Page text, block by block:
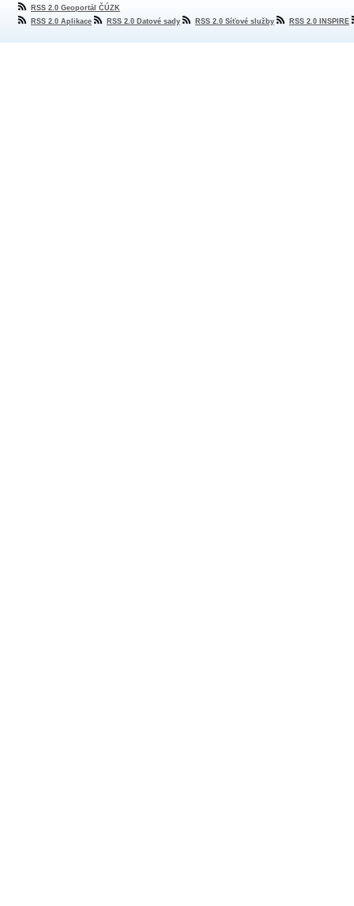
RSS 2.0 Geoportál ČÚZK
RSS 2.0 Aplikace
RSS 2.0 Datové sady RSS 2.0 Síťové služby RSS 2.0 INSPIRE